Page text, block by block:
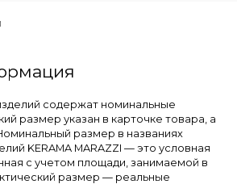
содержат номинальные
размер указан в карточке товара, а
размер в названиях
KERAMA MARAZZI — это условная
с учетом площади, занимаемой в
размер — реальные